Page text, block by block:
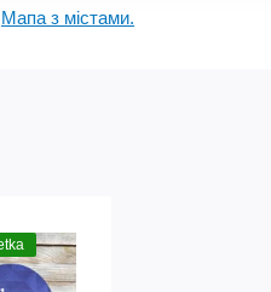
Мапа з містами.